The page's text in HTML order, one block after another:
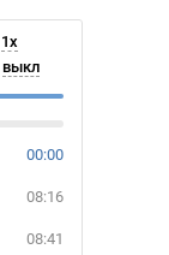
1x
выкл
00:00
08:16
08:41